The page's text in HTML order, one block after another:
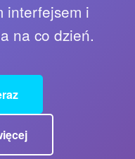
interfejsem i
na co dzień.